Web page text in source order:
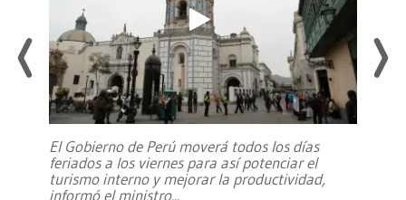
El Gobierno de Perú moverá todos los días
feriados a los viernes para así potenciar el
turismo interno y mejorar la productividad,
informó el ministro...